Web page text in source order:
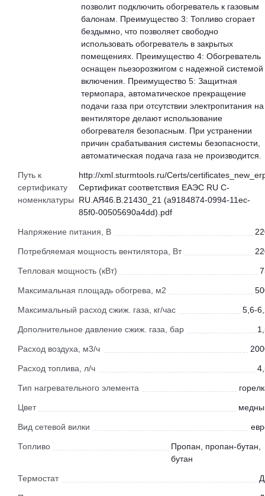
позволит подключить обогреватель к газовым
балонам. Преимущество 3: Топливо сгорает
бездымно, что позволяет свободно
использовать обогреватель в закрытых
помещениях. Преимущество 4: Обогреватель
оснащен пьезорозжигом с надежной системой
включения. Преимущество 5: Защитная
термопара, автоматическое прекращение
подачи газа при отсутствии электропитания на
вентиляторе делают использование
обогревателя безопасным. При устранении
причин срабатывания системы безопасности,
автоматическая подача газа не производится.
Путь к
сертификату
номенклатуры
http://xml.sturmtools.ru/Certs/
Сертификат соответствия ЕАЭС RU С-
RU.АЯ46.В.21430_21 (a9184874-0994-11ec-
85f0-00505690a4dd).pdf
Напряжение питания, В
Потребляемая мощность вентилятора, Вт
Тепловая мощность (кВт)
Максимальная площадь обогрева, м2
Максимальный расход сжиж. газа, кг/час 5,6-
Дополнительное давление сжиж. газа, бар
Расход воздуха, м3/ч
Расход топлива, л/ч
Тип нагревательного элемента
Цвет
Вид сетевой вилки
Топливо
Пропан, пропан-бутан,
бутан
Термостат